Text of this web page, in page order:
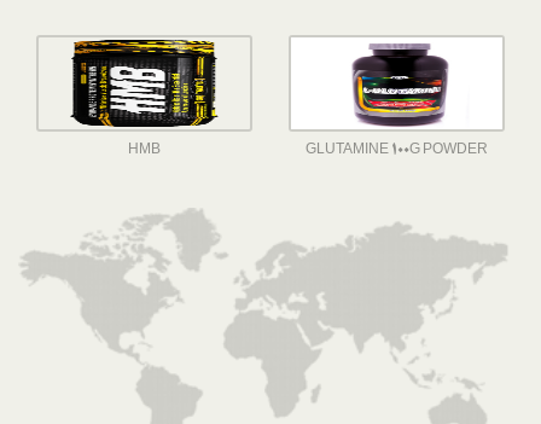
GLUTAMINE 100G POWDER
HMB